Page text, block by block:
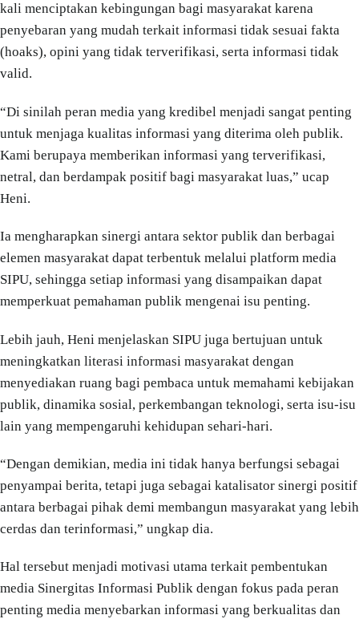
kali menciptakan kebingungan bagi masyarakat karena
penyebaran yang mudah terkait informasi tidak sesuai fakta
(hoaks), opini yang tidak terverifikasi, serta informasi tidak
valid.
“Di sinilah peran media yang kredibel menjadi sangat penting
untuk menjaga kualitas informasi yang diterima oleh publik.
Kami berupaya memberikan informasi yang terverifikasi,
netral, dan berdampak positif bagi masyarakat luas,” ucap
Heni.
Ia mengharapkan sinergi antara sektor publik dan berbagai
elemen masyarakat dapat terbentuk melalui platform media
SIPU, sehingga setiap informasi yang disampaikan dapat
memperkuat pemahaman publik mengenai isu penting.
Lebih jauh, Heni menjelaskan SIPU juga bertujuan untuk
meningkatkan literasi informasi masyarakat dengan
menyediakan ruang bagi pembaca untuk memahami kebijakan
publik, dinamika sosial, perkembangan teknologi, serta isu-isu
lain yang mempengaruhi kehidupan sehari-hari.
“Dengan demikian, media ini tidak hanya berfungsi sebagai
penyampai berita, tetapi juga sebagai katalisator sinergi positif
antara berbagai pihak demi membangun masyarakat yang lebih
cerdas dan terinformasi,” ungkap dia.
Hal tersebut menjadi motivasi utama terkait pembentukan
media Sinergitas Informasi Publik dengan fokus pada peran
penting media menyebarkan informasi yang berkualitas dan